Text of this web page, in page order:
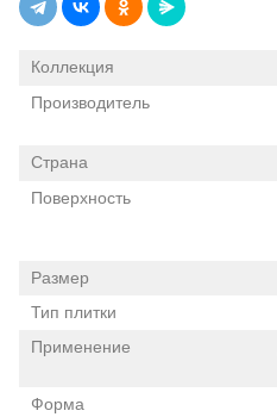
Коллекция
Производитель
Страна
Поверхность
Размер
Тип плитки
Применение
Форма